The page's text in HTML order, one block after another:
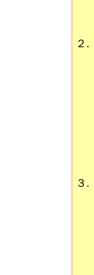
２.
３.